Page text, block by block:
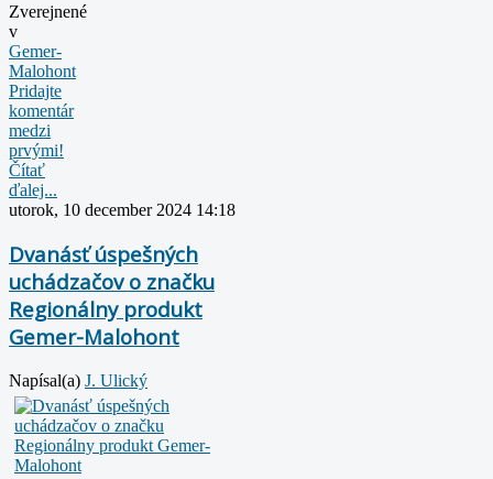
Zverejnené
v
Gemer-
Malohont
Pridajte
komentár
medzi
prvými!
Čítať
ďalej...
utorok, 10 december 2024 14:18
Dvanásť úspešných
uchádzačov o značku
Regionálny produkt
Gemer-Malohont
Napísal(a) J. Ulický